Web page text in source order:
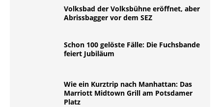
Volksbad der Volksbühne eröffnet, aber
Abrissbagger vor dem SEZ
Schon 100 gelöste Fälle: Die Fuchsbande
feiert Jubiläum
Wie ein Kurztrip nach Manhattan: Das
Marriott Midtown Grill am Potsdamer
Platz